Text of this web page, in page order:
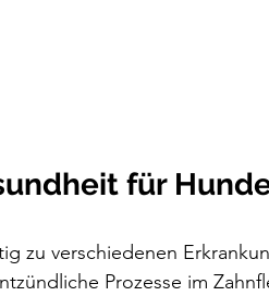
für
zu verschiedenen
Prozesse im